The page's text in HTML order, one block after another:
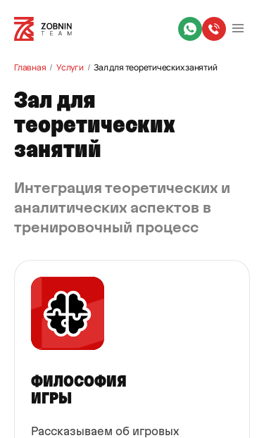
Главная Услуги Зал для теоретических занятий
Зал для
теоретических
занятий
Интеграция теоретических и
аналитических аспектов в
тренировочный процесс
ФИЛОСОФИЯ
ИГРЫ
Рассказываем об игровых